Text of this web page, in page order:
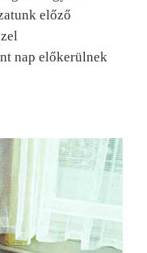
előző
nap előkerülnek